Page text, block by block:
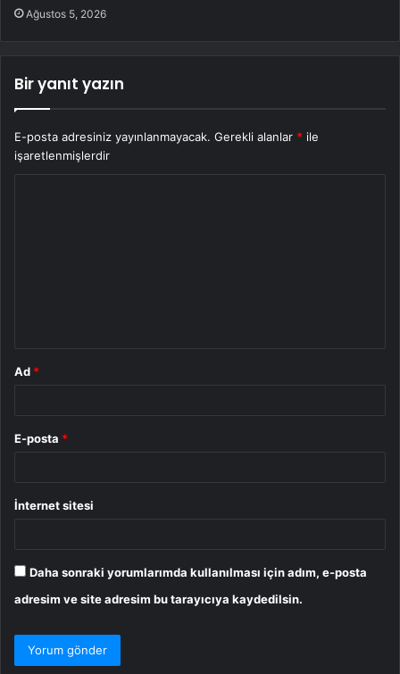
Ağustos 5, 2026
Bir yanıt yazın
E-posta adresiniz yayınlanmayacak. Gerekli alanlar * ile
işaretlenmişlerdir
Ad *
E-posta *
İnternet sitesi
Daha sonraki yorumlarımda kullanılması için adım, e-posta
adresim ve site adresim bu tarayıcıya kaydedilsin.